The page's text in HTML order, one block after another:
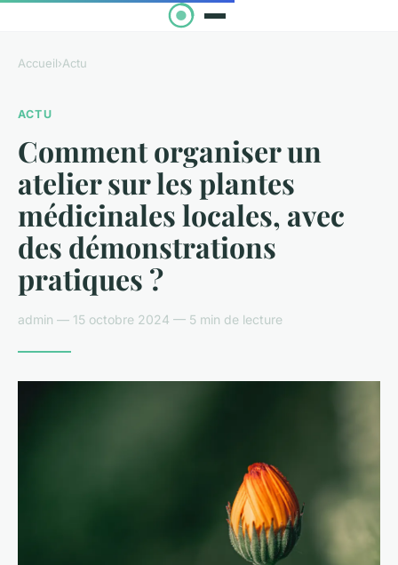
Accueil›Actu
ACTU
Comment organiser un
atelier sur les plantes
médicinales locales, avec
des démonstrations
pratiques ?
admin — 15 octobre 2024 — 5 min de lecture